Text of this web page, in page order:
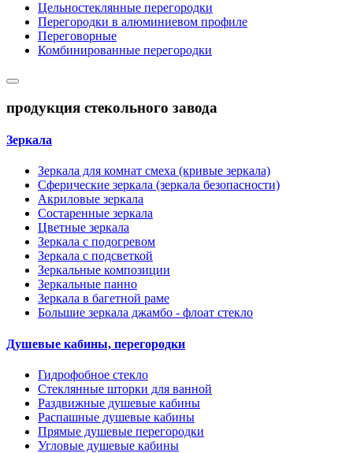
Цельностеклянные перегородки
Перегородки в алюминиевом профиле
Переговорные
Комбинированные перегородки
продукция стекольного завода
Зеркала
Зеркала для комнат смеха (кривые зеркала)
Сферические зеркала (зеркала безопасности)
Акриловые зеркала
Состаренные зеркала
Цветные зеркала
Зеркала с подогревом
Зеркала с подсветкой
Зеркальные композиции
Зеркальные панно
Зеркала в багетной раме
Большие зеркала джамбо - флоат стекло
Душевые кабины, перегородки
Гидрофобное стекло
Стеклянные шторки для ванной
Раздвижные душевые кабины
Распашные душевые кабины
Прямые душевые перегородки
Угловые душевые кабины